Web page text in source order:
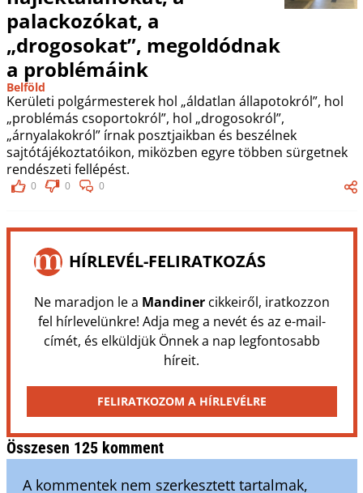
palackozókat, a
„drogosokat”, megoldódnak
a problémáink
Belföld
Kerületi polgármesterek hol „áldatlan állapotokról”, hol
„problémás csoportokról”, hol „drogosokról”,
„árnyalakokról” írnak posztjaikban és beszélnek
sajtótájékoztatóikon, miközben egyre többen sürgetnek
rendészeti fellépést.
0 0 0
HÍRLEVÉL-FELIRATKOZÁS
Ne maradjon le a Mandinercikkeiről, iratkozzon
fel hírlevelünkre! Adja meg a nevét és az e-mail-
címét, és elküldjük Önnek a nap legfontosabb
híreit.
FELIRATKOZOM A HÍRLEVÉLRE
Összesen 125 komment
A kommentek nem szerkesztett tartalmak,